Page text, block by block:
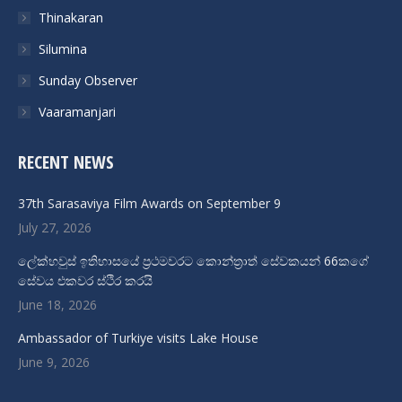
Thinakaran
Silumina
Sunday Observer
Vaaramanjari
RECENT NEWS
37th Sarasaviya Film Awards on September 9
July 27, 2026
ලේක්හ­වුස් ඉතිහාසයේ ප්‍රථමවරට කොන්ත්‍රාත් සේවකයන් 66කගේ
සේවය එකවර ස්ථිර කරයි
June 18, 2026
Ambassador of Turkiye visits Lake House
June 9, 2026